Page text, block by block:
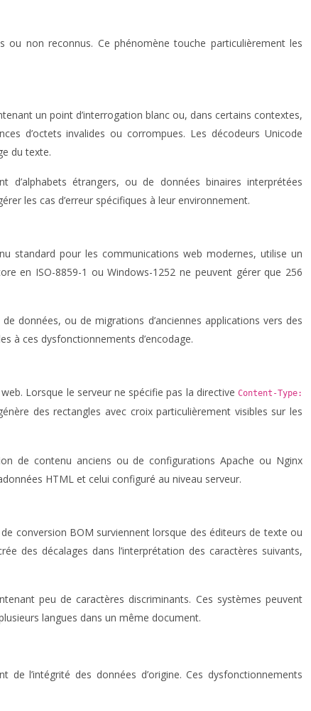
ou non reconnus. Ce phénomène touche particulièrement les
un point d’interrogation blanc ou, dans certains contextes,
d’octets invalides ou corrompues. Les décodeurs Unicode
du texte.
étrangers, ou de données binaires interprétées
les cas d’erreur spécifiques à leur environnement.
standard pour les communications web modernes, utilise un
en ISO-8859-1 ou Windows-1252 ne peuvent gérer que 256
données, ou de migrations d’anciennes applications vers des
à ces dysfonctionnements d’encodage.
Lorsque le serveur ne spécifie pas la directive Content-Type:
des rectangles avec croix particulièrement visibles sur les
de contenu anciens ou de configurations Apache ou Nginx
HTML et celui configuré au niveau serveur.
conversion BOM surviennent lorsque des éditeurs de texte ou
des décalages dans l’interprétation des caractères suivants,
peu de caractères discriminants. Ces systèmes peuvent
langues dans un même document.
l’intégrité des données d’origine. Ces dysfonctionnements